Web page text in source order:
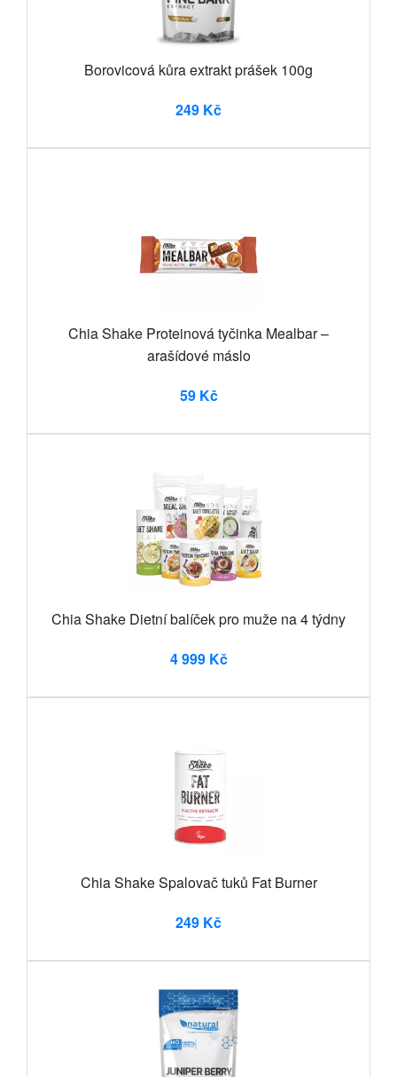
Borovicová kůra extrakt prášek 100g
249 Kč
Chia Shake Proteinová tyčinka Mealbar –
arašídové máslo
59 Kč
Chia Shake Dietní balíček pro muže na 4 týdny
4 999 Kč
Chia Shake Spalovač tuků Fat Burner
249 Kč